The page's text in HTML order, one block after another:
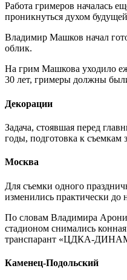
Работа гримеров началась
проникнуться духом
Владимир Машков начал
облик.
На грим Машкова уходило
30 лет, гримеры должны
Декорации
Задача, стоявшая перед
годы, подготовка к съемкам
Москва
Для съемки одного
изменились практически до
По словам Владимира
стадионом снимались
транспарант «ЦДКА-
Каменец-Подольский